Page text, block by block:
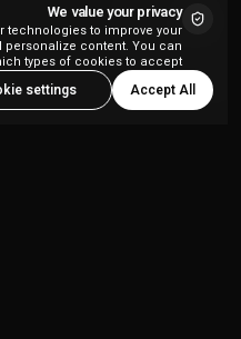
We value your privacy
technologies to improve your
content. You can
types of cookies to accept.
Accept All
settings